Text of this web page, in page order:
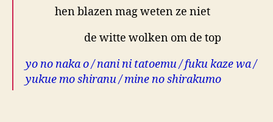
hen blazen mag weten ze niet
de witte wolken om de top
yo no naka o / nani ni tatoemu / fuku kaze wa /
yukue mo shiranu / mine no shirakumo